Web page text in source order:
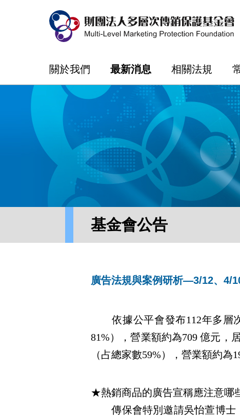
關於我們 最新消息 相關法規
基金會公告
廣告法規與案例研析—3/12、4/
依據公平會發布112年多層
81%），營業額約為709 億元，
（占總家數59%），營業額約為
★熱銷商品的廣告宣稱應注意哪
傳保會特別邀請吳怡萱博